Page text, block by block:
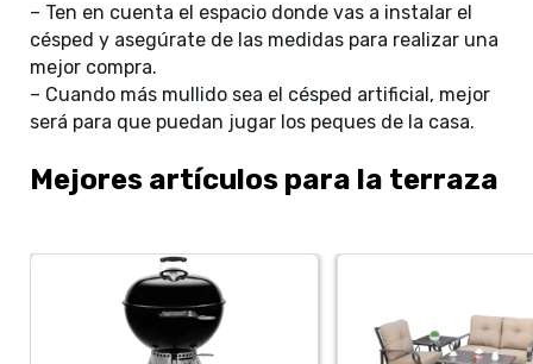
– Ten en cuenta el espacio donde vas a instalar el
césped y asegúrate de las medidas para realizar una
mejor compra.
– Cuando más mullido sea el césped artificial, mejor
será para que puedan jugar los peques de la casa.
Mejores artículos para la terraza